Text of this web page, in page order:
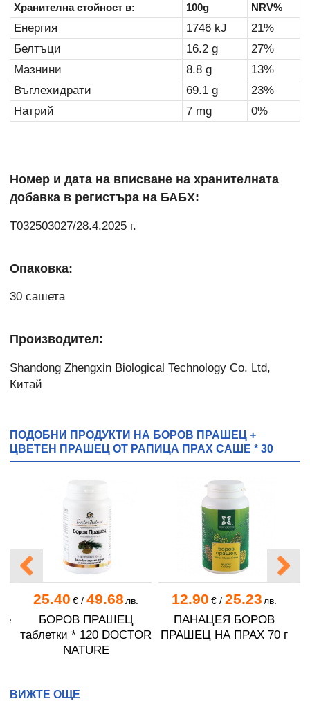
Хранителна стойност в: 100g NRV%
Енергия 1746 kJ
21%
Белтъци
16.2 g
27%
Мазнини
8.8 g
13%
Въглехидрати
69.1 g
23%
Натрий
7 mg 0%
Номер и дата на вписване на хранителната
добавка в регистъра на БАБХ:
Т032503027/28.4.2025 г.
Опаковка:
30 сашета
Производител:
Shandong Zhengxin Biological Technology Co. Ltd,
Китай
ПОДОБНИ ПРОДУКТИ НА БОРОВ ПРАШЕЦ +
ЦВЕТЕН ПРАШЕЦ ОТ РАПИЦА ПРАХ САШЕ * 30
25.40 €/ 49.68 лв.
БОРОВ ПРАШЕЦ
таблетки * 120 DOCTOR
NATURE
12.90 €/ 25.23 лв.
ПАНАЦЕЯ БОРОВ
ПРАШЕЦ НА ПРАХ 70 г
ВИЖТЕ ОЩЕ